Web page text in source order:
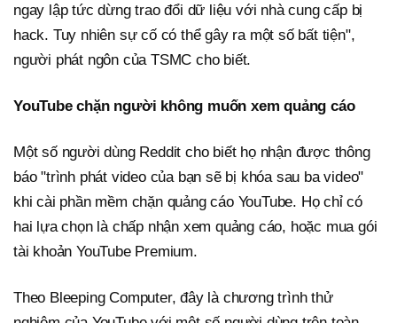
ngay lập tức dừng trao đổi dữ liệu với nhà cung cấp bị
hack. Tuy nhiên sự cố có thể gây ra một số bất tiện",
người phát ngôn của TSMC cho biết.
YouTube chặn người không muốn xem quảng cáo
Một số người dùng Reddit cho biết họ nhận được thông
báo "trình phát video của bạn sẽ bị khóa sau ba video"
khi cài phần mềm chặn quảng cáo YouTube. Họ chỉ có
hai lựa chọn là chấp nhận xem quảng cáo, hoặc mua gói
tài khoản YouTube Premium.
Theo Bleeping Computer, đây là chương trình thử